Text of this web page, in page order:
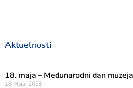
Aktuelnosti
18. maja – Međunarodni dan muzeja
18 Maja, 2026